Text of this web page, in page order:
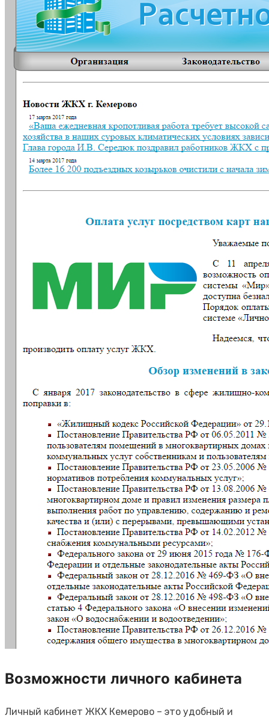
Возможности личного кабинета
Личный кабинет ЖКХ Кемерово – это удобный и